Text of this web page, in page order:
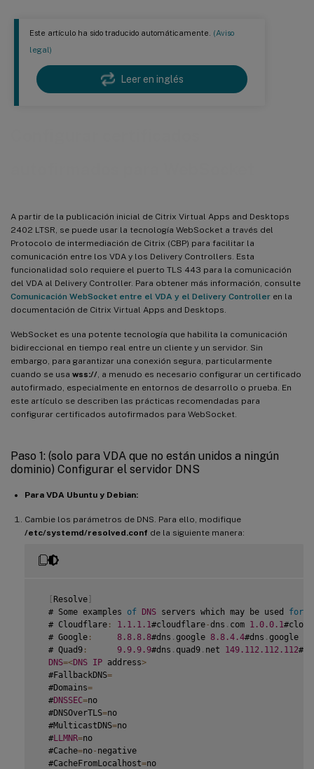
Este artículo ha sido traducido automáticamente. (Aviso
legal)
Leer en inglés
A partir de la publicación inicial de Citrix Virtual Apps and Desktops
2402 LTSR, se puede usar la tecnología WebSocket a través del
Protocolo de intermediación de Citrix (CBP) para facilitar la
comunicación entre los VDA y los Delivery Controllers. Esta
funcionalidad solo requiere el puerto TLS 443 para la comunicación
del VDA al Delivery Controller. Para obtener más información, consulte
Comunicación WebSocket entre el VDA y el Delivery Controller en la
documentación de Citrix Virtual Apps and Desktops.
WebSocket es una potente tecnología que habilita la comunicación
bidireccional en tiempo real entre un cliente y un servidor. Sin
embargo, para garantizar una conexión segura, particularmente
cuando se usa wss:// , a menudo es necesario configurar un certificado
autofirmado, especialmente en entornos de desarrollo o prueba. En
este artículo se describen las prácticas recomendadas para
configurar certificados autofirmados para WebSocket.
Paso 1: (solo para VDA que no están unidos a ningún
dominio) Configurar el servidor DNS
Para VDA Ubuntu y Debian:
Cambie los parámetros de DNS. Para ello, modifique
/etc/systemd/resolved.conf de la siguiente manera:
[ Resolve]
  # Some examples
of DNS servers which may be used for
  # Cloudflare
: 1.1 .1 .1#cloudflare-dns . com 1.0 .0 .1
  # Google
: 8.8 .8 .8#dns . google 8.8 .4 .4#dns . google
  # Quad9
: 9.9 .9 .9#dns . quad9 . net 149.112 .112 .112
DNS=<DNS IP address>
  #FallbackDNS
=
  #Domains
=
  #
DNSSEC=no
  #DNSOverTLS
=no
  #MulticastDNS
=no
  #
LLMNR=no
  #Cache
=no- negative
  #CacheFromLocalhost
=no